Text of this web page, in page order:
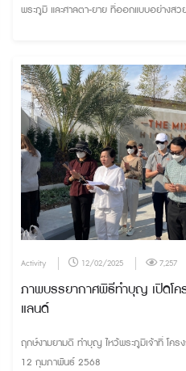
พระภูมิ และศาลตา-ยาย ที่ออกแบบอย่างสว
Activity 12/02/2025 7,257
ภาพบรรยากาศพิธีทำบุญ เปิดโค
แลนด์
ฤกษ์งามยามดี ทำบุญ ไหว้พระภูมิเจ้าที่ โคร
12 กุมภาพันธ์ 2568